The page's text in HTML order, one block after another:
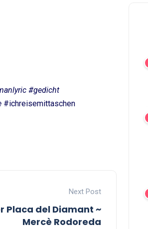
#gedicht
#ichreisemittaschen
Next Post
Placa del Diamant ~
Mercè Rodoreda